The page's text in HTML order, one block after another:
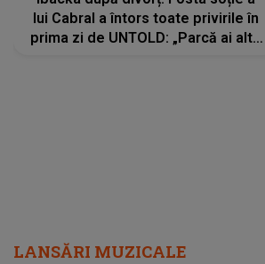
lui Cabral a întors toate privirile în
prima zi de UNTOLD: „Parcă ai altă
LANSĂRI MUZICALE